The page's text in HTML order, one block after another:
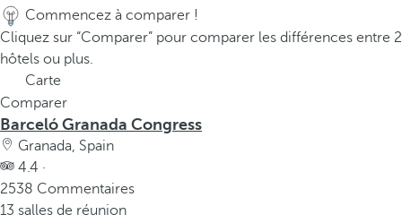
Commencez à comparer !
Cliquez sur “Comparer” pour comparer les différences entre 2
hôtels ou plus.
Carte
Comparer
Barceló Granada Congress
Granada, Spain
4.4 ·
2538 Commentaires
13 salles de réunion